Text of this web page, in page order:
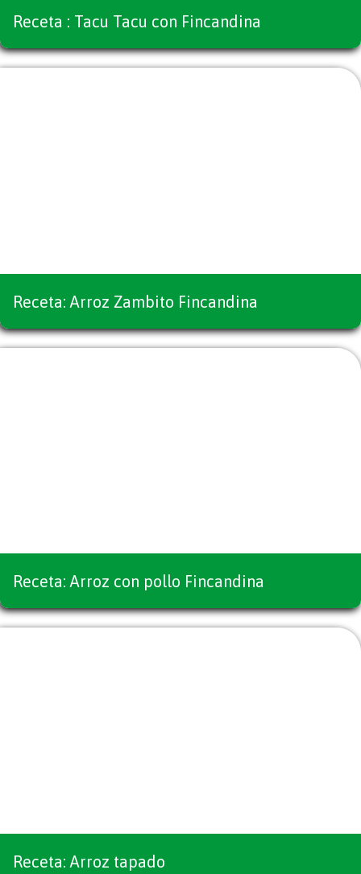
Receta : Tacu Tacu con Fincandina
Receta: Arroz Zambito Fincandina
Receta: Arroz con pollo Fincandina
Receta: Arroz tapado